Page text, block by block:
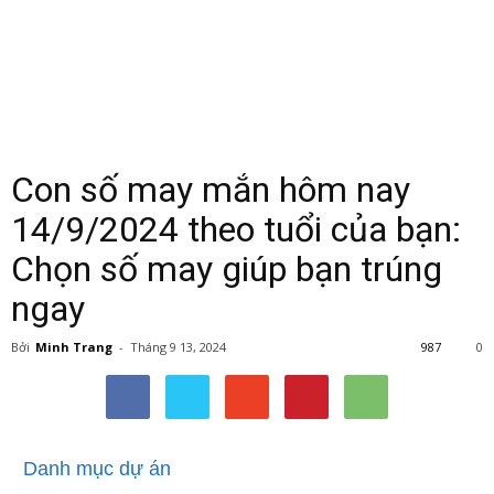
Con số may mắn hôm nay
14/9/2024 theo tuổi của bạn:
Chọn số may giúp bạn trúng
ngay
Bởi Minh Trang - Tháng 9 13, 2024 0
987
Danh mục dự án